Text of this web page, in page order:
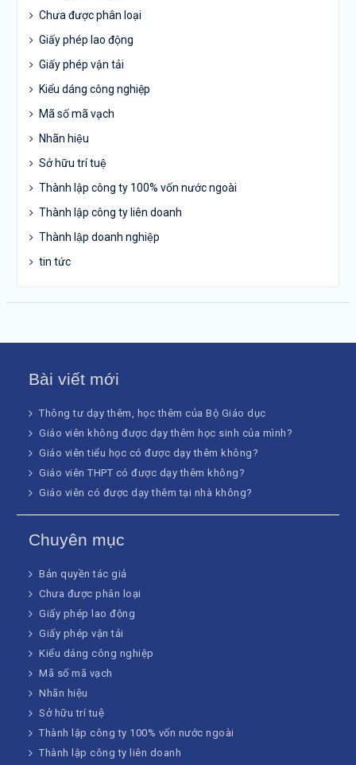
Chưa được phân loại
Giấy phép lao động
Giấy phép vận tải
Kiểu dáng công nghiệp
Mã số mã vạch
Nhãn hiệu
Sở hữu trí tuệ
Thành lập công ty 100% vốn nước ngoài
Thành lập công ty liên doanh
Thành lập doanh nghiệp
tin tức
Bài viết mới
Thông tư dạy thêm, học thêm của Bộ Giáo dục
Giáo viên không được dạy thêm học sinh của mình?
Giáo viên tiểu học có được dạy thêm không?
Giáo viên THPT có được dạy thêm không?
Giáo viên có được dạy thêm tại nhà không?
Chuyên mục
Bản quyền tác giả
Chưa được phân loại
Giấy phép lao động
Giấy phép vận tải
Kiểu dáng công nghiệp
Mã số mã vạch
Nhãn hiệu
Sở hữu trí tuệ
Thành lập công ty 100% vốn nước ngoài
Thành lập công ty liên doanh